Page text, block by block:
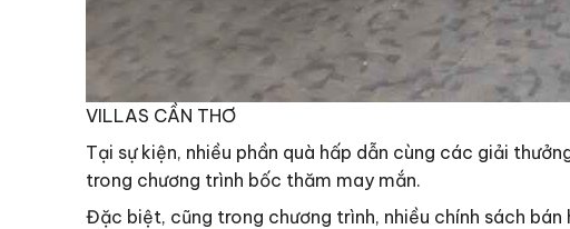
VILLAS CẦN THƠ
Tại sự kiện, nhiều phần quà hấp dẫn cùng các giải
trong chương trình bốc thăm may mắn.
Đặc biệt, cũng trong chương trình, nhiều chính sách